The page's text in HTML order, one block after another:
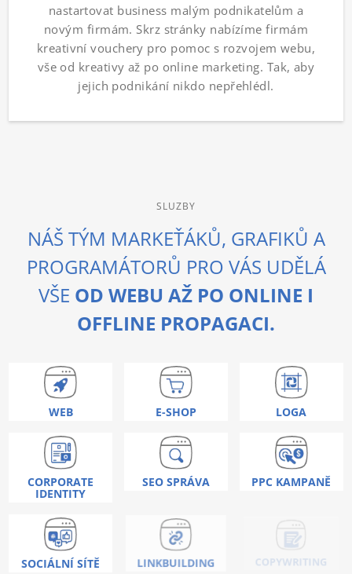
nastartovat business malým podnikatelům a
novým firmám. Skrz stránky nabízíme firmám
kreativní vouchery pro pomoc s rozvojem webu,
vše od kreativy až po online marketing. Tak, aby
jejich podnikání nikdo nepřehlédl.
SLUZBY
NÁŠ TÝM MARKEŤÁKŮ, GRAFIKŮ A
PROGRAMÁTORŮ PRO VÁS UDĚLÁ
VŠE OD WEBU AŽ PO ONLINE I
OFFLINE PROPAGACI.
WEB E-SHOP LOGA
CORPORATE
IDENTITY
SEO SPRÁVA PPC KAMPANĚ
SOCIÁLNÍ SÍTĚ LINKBUILDING COPYWRITING